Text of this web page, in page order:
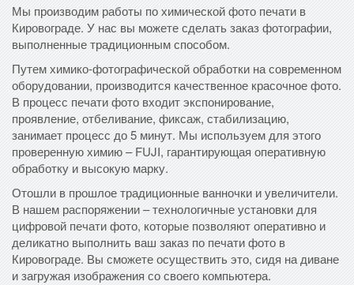
Мы производим работы по химической фото печати в
Кировограде. У нас вы можете сделать заказ фотографии,
выполненные традиционным способом.
Путем химико-фотографической обработки на современном
оборудовании, производится качественное красочное фото.
В процесс печати фото входит экспонирование,
проявление, отбеливание, фиксаж, стабилизацию,
занимает процесс до 5 минут. Мы используем для этого
проверенную химию – FUJI, гарантирующая оперативную
обработку и высокую марку.
Отошли в прошлое традиционные ванночки и увеличители.
В нашем распоряжении – технологичные установки для
цифровой печати фото, которые позволяют оперативно и
деликатно выполнить ваш заказ по печати фото в
Кировограде. Вы сможете осуществить это, сидя на диване
и загружая изображения со своего компьютера.